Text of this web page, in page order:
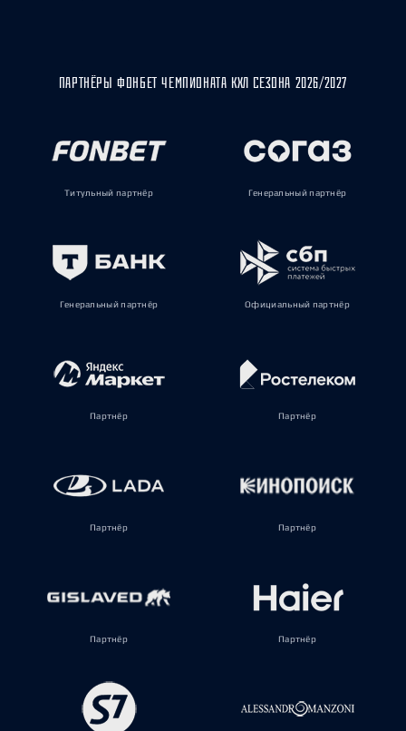
ПАРТНЁРЫ ФОНБЕТ ЧЕМПИОНАТА КХЛ СЕЗОНА 2026/2027
Титульный партнёр Генеральный партнёр
Генеральный партнёр Официальный партнёр
Партнёр Партнёр
Партнёр Партнёр
Партнёр Партнёр